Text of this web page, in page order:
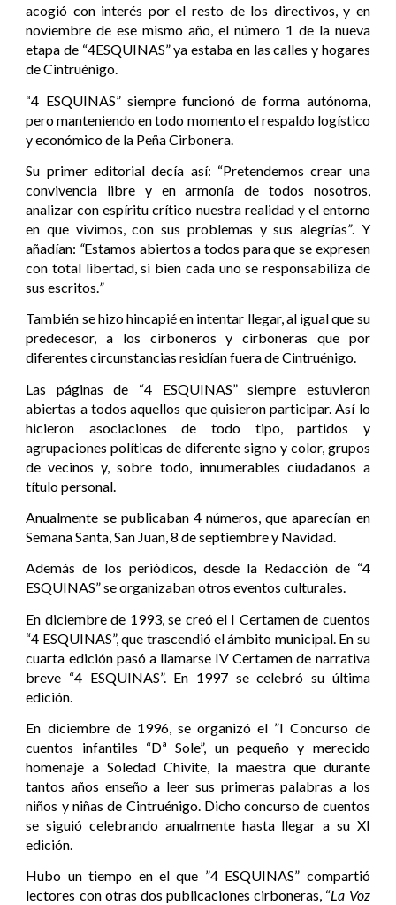
acogió con interés por el resto de los directivos, y en
noviembre de ese mismo año, el número 1 de la nueva
etapa de “4ESQUINAS” ya estaba en las calles y hogares
de Cintruénigo.
“4 ESQUINAS” siempre funcionó de forma autónoma,
pero manteniendo en todo momento el respaldo logístico
y económico de la Peña Cirbonera.
Su primer editorial decía así: “Pretendemos crear una
convivencia libre y en armonía de todos nosotros,
analizar con espíritu crítico nuestra realidad y el entorno
en que vivimos, con sus problemas y sus alegrías”. Y
añadían: “Estamos abiertos a todos para que se expresen
con total libertad, si bien cada uno se responsabiliza de
sus escritos.”
También se hizo hincapié en intentar llegar, al igual que su
predecesor, a los cirboneros y cirboneras que por
diferentes circunstancias residían fuera de Cintruénigo.
Las páginas de “4 ESQUINAS” siempre estuvieron
abiertas a todos aquellos que quisieron participar. Así lo
hicieron asociaciones de todo tipo, partidos y
agrupaciones políticas de diferente signo y color, grupos
de vecinos y, sobre todo, innumerables ciudadanos a
título personal.
Anualmente se publicaban 4 números, que aparecían en
Semana Santa, San Juan, 8 de septiembre y Navidad.
Además de los periódicos, desde la Redacción de “4
ESQUINAS” se organizaban otros eventos culturales.
En diciembre de 1993, se creó el I Certamen de cuentos
“4 ESQUINAS”, que trascendió el ámbito municipal. En su
cuarta edición pasó a llamarse IV Certamen de narrativa
breve “4 ESQUINAS”. En 1997 se celebró su última
edición.
En diciembre de 1996, se organizó el ”I Concurso de
cuentos infantiles “Dª Sole”, un pequeño y merecido
homenaje a Soledad Chivite, la maestra que durante
tantos años enseño a leer sus primeras palabras a los
niños y niñas de Cintruénigo. Dicho concurso de cuentos
se siguió celebrando anualmente hasta llegar a su XI
edición.
Hubo un tiempo en el que ”4 ESQUINAS” compartió
lectores con otras dos publicaciones cirboneras, “La Voz